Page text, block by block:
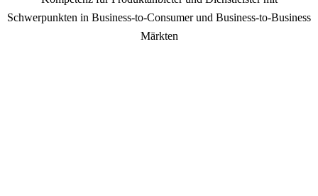
Schwerpunkten in Business-to-Consumer und Business-to-Business
Märkten